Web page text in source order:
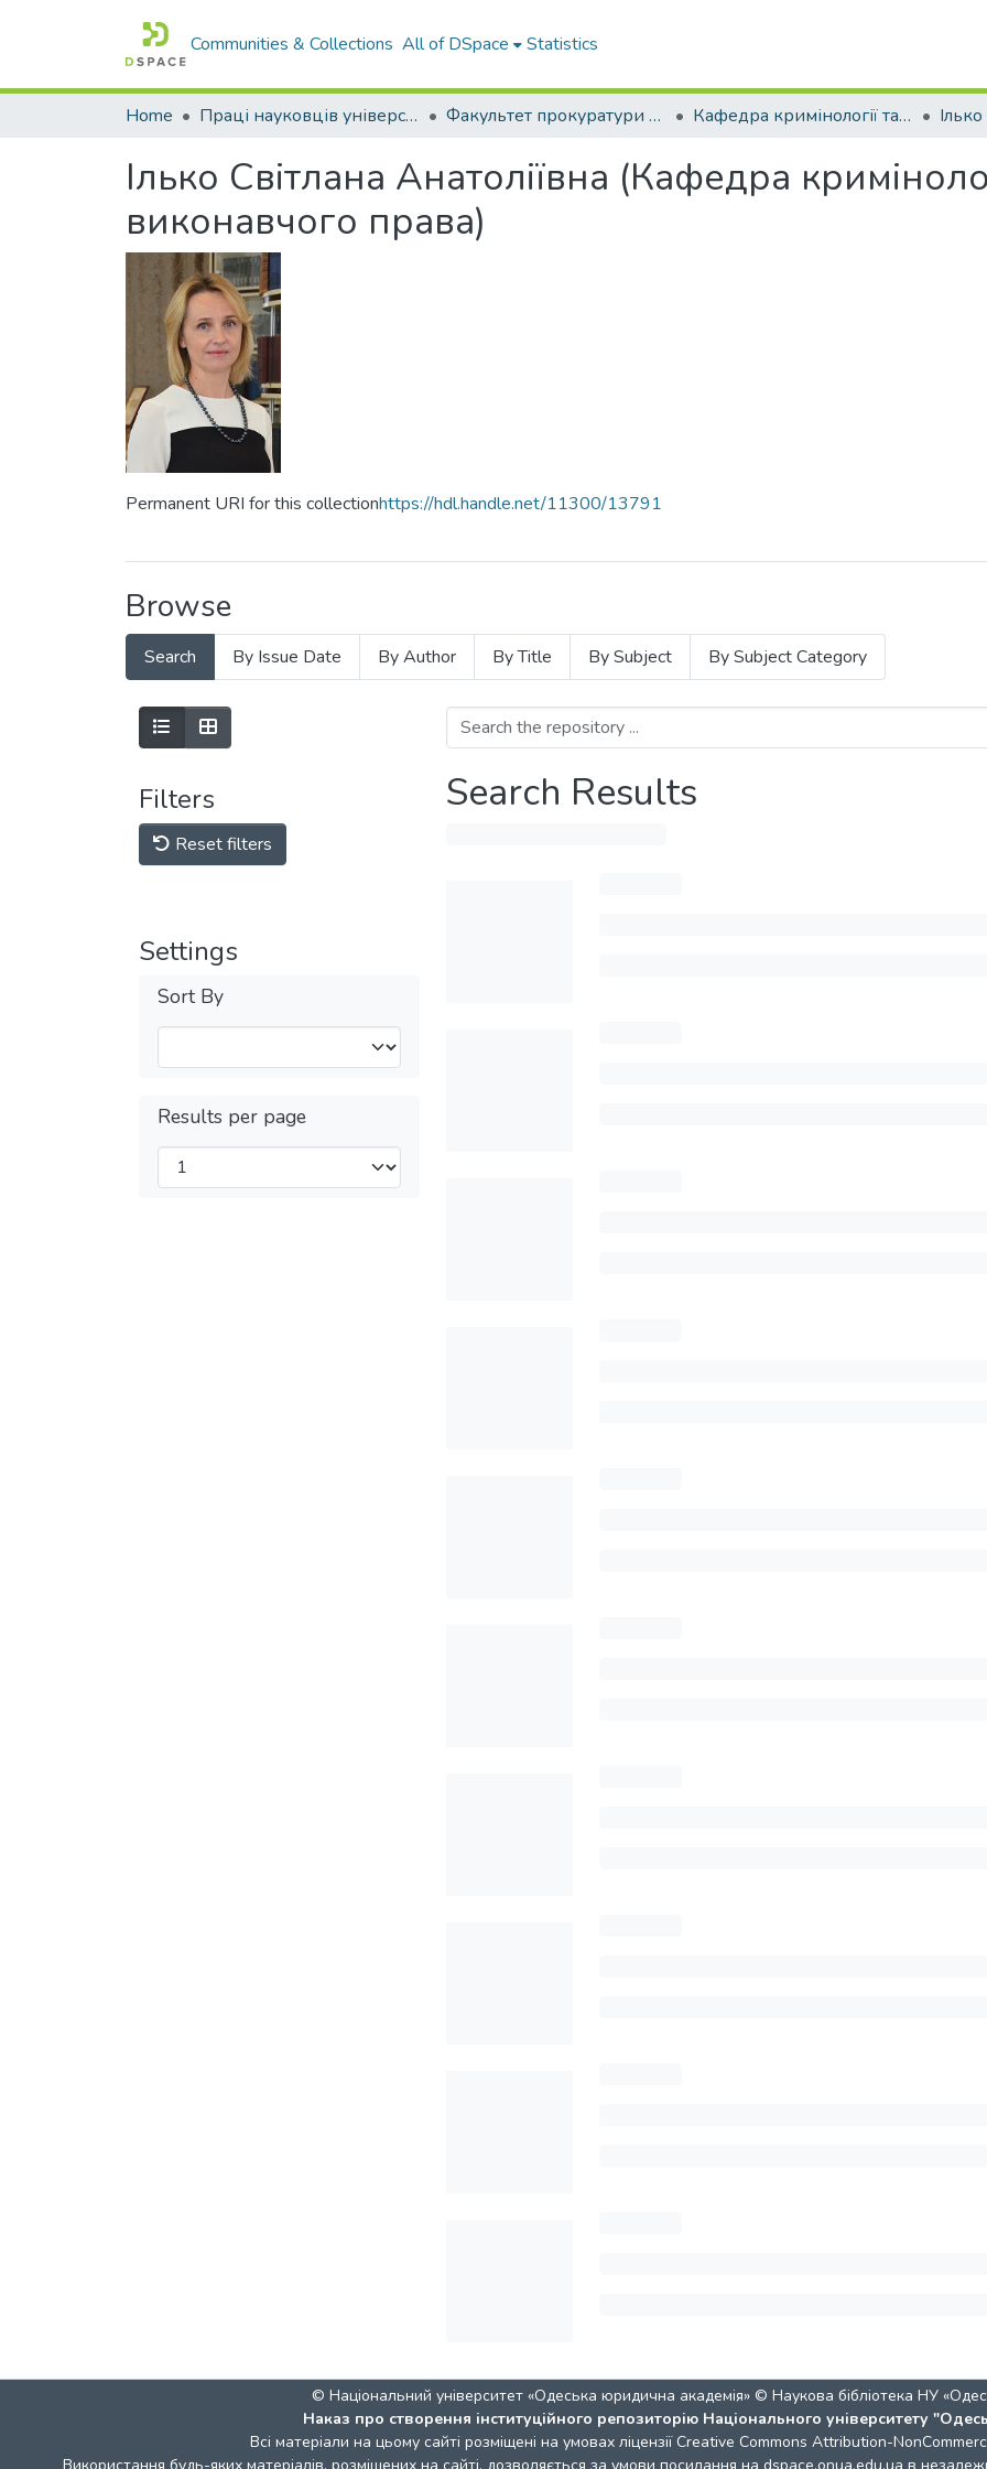
Communities & Collections All of DSpace Statistics
Home Праці науковців університету Факультет прокуратури та слідства (кримінальної юстиції) Кафедра кримінології та кримінально-виконавчого права
Ілько Світлана Анатоліївна (Кафедра
виконавчого права)
Permanent URI for this collectionhttps://hdl.handle.net/11300/13791
Browse
Search By Issue Date By Author By Title By Subject By Subject Category
Filters
Reset filters
Settings
Sort By
Results per page
Search Results
© Національний університет «Одеська юридична академія» © Наукова бібліотека НУ
Наказ про створення інституційного репозиторію Національного університету
Всі матеріали на цьому сайті розміщені на умовах ліцензії Creative Commons Attribution-